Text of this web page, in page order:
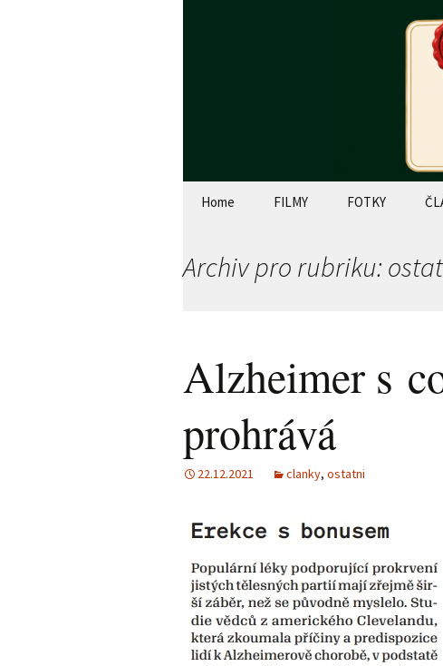
Zdenda
Cestopisy, fotky, filmy,
webu
Home FILMY FOTKY
Archiv pro rubriku:
Alzheimer s
prohrává
22.12.2021 clanky, ostatni